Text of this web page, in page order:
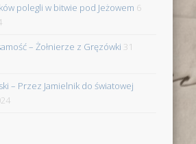
polegli w bitwie pod Jeżowem 6
– Żołnierze z Gręzówki 31
– Przez Jamielnik do światowej